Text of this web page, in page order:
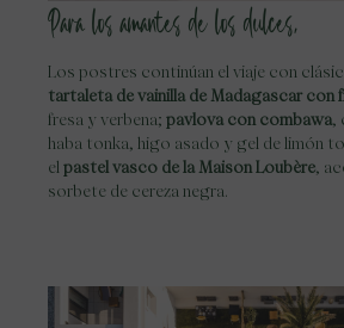
Para los amantes de los dulces,
Los postres continúan el viaje con
tartaleta de vainilla de Madagascar con
fresa y verbena; pavlova con combawa,
haba tonka, higo asado y gel de limón
el pastel vasco de la Maison Loubère,
sorbete de cereza negra.